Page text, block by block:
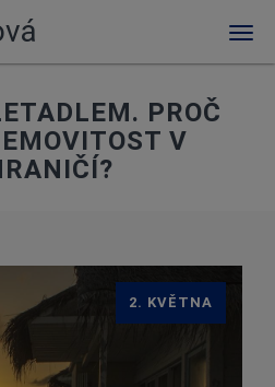
PROČ
V
2. KVĚTNA